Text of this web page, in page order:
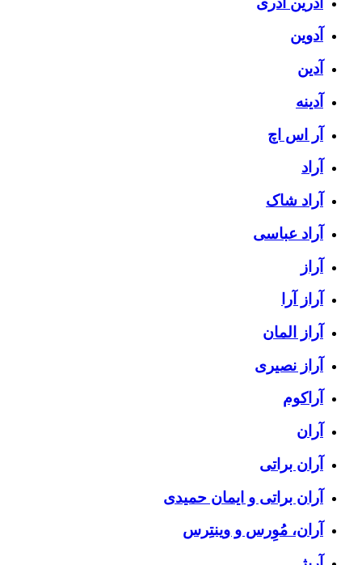
آدوین
آدین
آدینه
آر اس اچ
آراد
آراد شاک
آراد عباسی
آراز
آراز آرا
آراز المان
آراز نصیری
آراکوم
آران
آران براتی
آران براتی و ایمان حمیدی
آران، مُوِرس و وینتِرس